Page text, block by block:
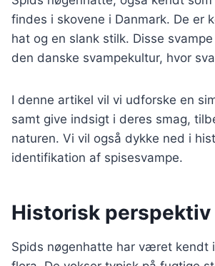
findes i skovene i Danmark. De er
hat og en slank stilk. Disse
den danske svampekultur, hvor
I denne artikel vil vi udforske en
samt give indsigt i deres smag,
naturen. Vi vil også dykke ned i
identifikation af spisesvampe.
Historisk perspektiv
Spids nøgenhatte har været kendt